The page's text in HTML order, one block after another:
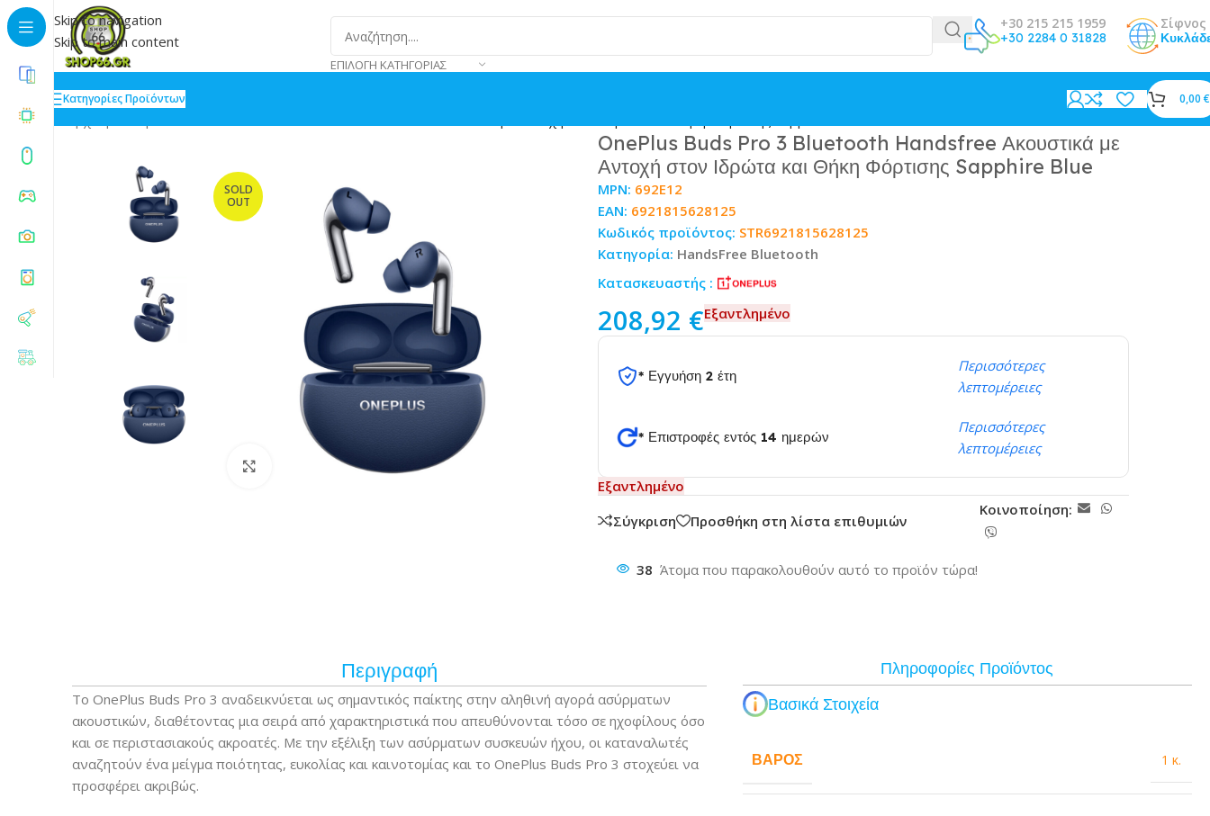
Skip to navigation
Skip to main content
ΕΠΙΛΟΓΉ ΚΑΤΗΓΟΡΊΑΣ
+30 215 215 1959
+30 2284 0 31828
Σίφνος
Κατηγορίες Προϊόντων 0,00 €
SOLD
OUT
Κάντε κλικ για μεγέθυνση
OnePlus Buds Pro 3 Bluetooth Handsfree Ακουστικά με
Αντοχή στον Ιδρώτα και Θήκη Φόρτισης Sapphire Blue
Κατασκευαστής :
MPN: 692E12
EAN: 6921815628125
Κωδικός προϊόντος: STR6921815628125
Κατηγορία: HandsFree Bluetooth
208,92 €Εξαντλημένο
* Εγγυήση 2 έτη
Περισσότερες
λεπτομέρειες
* Επιστροφές εντός 14 ημερών
Περισσότερες
λεπτομέρειες
Εξαντλημένο
Σύγκριση
Προσθήκη στη λίστα επιθυμιών
Κοινοποίηση:
38 Άτομα που παρακολουθούν αυτό το προϊόν τώρα!
Περιγραφή
Το OnePlus Buds Pro 3 αναδεικνύεται ως σημαντικός παίκτης στην αληθινή αγορά ασύρματων
ακουστικών, διαθέτοντας μια σειρά από χαρακτηριστικά που απευθύνονται τόσο σε ηχοφίλους όσο
και σε περιστασιακούς ακροατές. Με την εξέλιξη των ασύρματων συσκευών ήχου, οι καταναλωτές
αναζητούν ένα μείγμα ποιότητας, ευκολίας και καινοτομίας και το OnePlus Buds Pro 3 στοχεύει να
προσφέρει ακριβώς.
Πληροφορίες Προϊόντος
Βασικά Στοιχεία
ΒΆΡΟΣ 1 κ.